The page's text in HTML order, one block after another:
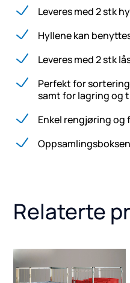
Leveres med 2 stk
Hyllene kan
Leveres med 2 stk
Perfekt for
samt for lagring og
Enkel rengjøring
Relaterte